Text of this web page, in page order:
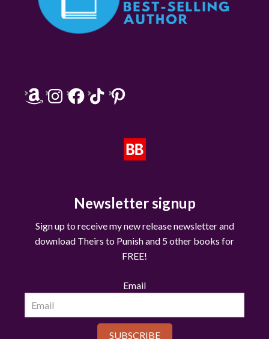
AmazonInstagramFacebook
TikTokPinterest
Newsletter signup
Sign up to receive my new release newsletter and
download Theirs to Punish and 5 other books for
FREE!
Email
SUBSCRIBE